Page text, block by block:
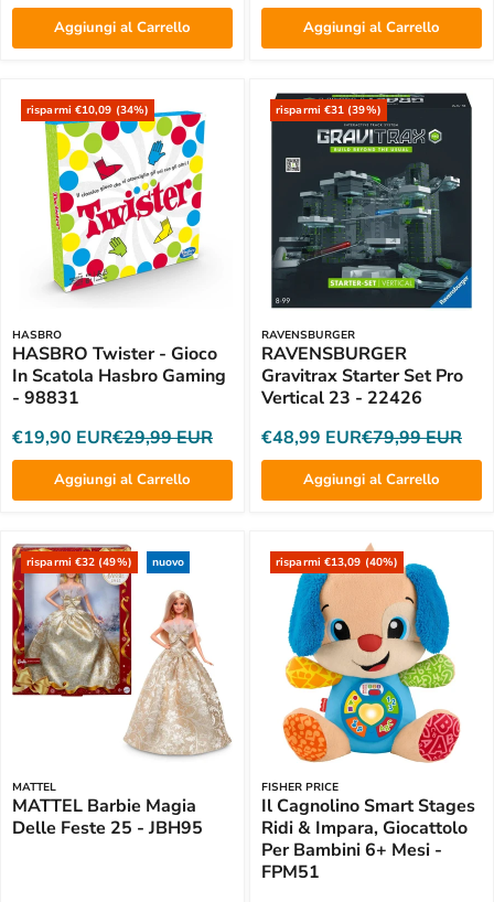
Aggiungi al Carrello Aggiungi al Carrello
risparmi €10,09 (34%)
HASBRO
HASBRO Twister - Gioco
In Scatola Hasbro Gaming
- 98831
€19,90 EUR€29,99 EUR
Aggiungi al Carrello
risparmi €31 (39%)
RAVENSBURGER
RAVENSBURGER
Gravitrax Starter Set Pro
Vertical 23 - 22426
€48,99 EUR€79,99 EUR
Aggiungi al Carrello
risparmi €32 (49%) nuovo
MATTEL
MATTEL Barbie Magia
Delle Feste 25 - JBH95
risparmi €13,09 (40%)
FISHER PRICE
Il Cagnolino Smart Stages
Ridi & Impara, Giocattolo
Per Bambini 6+ Mesi -
FPM51